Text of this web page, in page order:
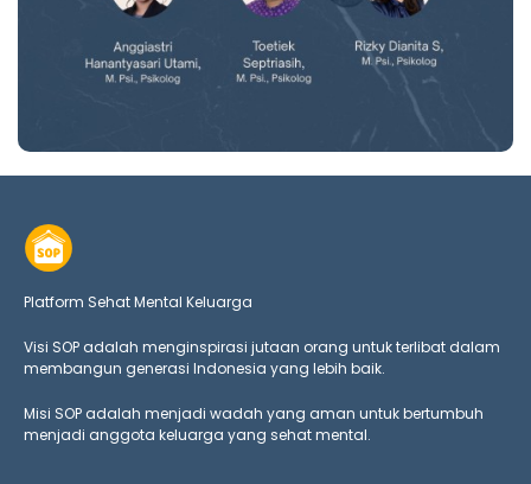
Platform Sehat Mental Keluarga
Visi SOP adalah menginspirasi jutaan orang untuk terlibat dalam
membangun generasi Indonesia yang lebih baik.
Misi SOP adalah menjadi wadah yang aman untuk bertumbuh
menjadi anggota keluarga yang sehat mental.